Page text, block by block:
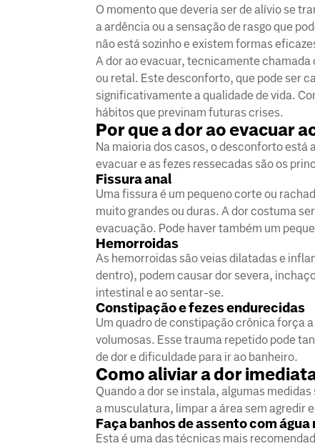
O momento que deveria ser de alívio se
a ardência ou a sensação de rasgo que
não está sozinho e existem formas
A dor ao evacuar, tecnicamente chamada
ou retal. Este desconforto, que pode ser
significativamente a qualidade de vida.
hábitos que previnam futuras crises.
Por que a dor ao evacuar
Na maioria dos casos, o desconforto está
evacuar e as fezes ressecadas são os
Fissura anal
Uma fissura é um pequeno corte ou
muito grandes ou duras. A dor costuma
evacuação. Pode haver também um
Hemorroidas
As hemorroidas são veias dilatadas e
dentro), podem causar dor severa,
intestinal e ao sentar-se.
Constipação e fezes endurecidas
Um quadro de constipação crônica força
volumosas. Esse trauma repetido pode
de dor e dificuldade para ir ao banheiro.
Como aliviar a dor
Quando a dor se instala, algumas
a musculatura, limpar a área sem agredir
Faça banhos de assento com água
Esta é uma das técnicas mais